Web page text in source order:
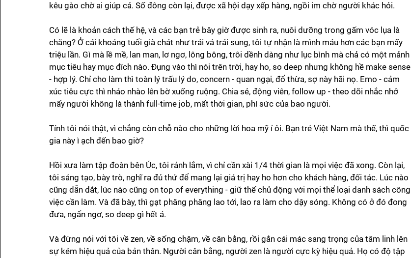
kêu gào chờ ai giúp cả. Số đông còn lại, được xã hội dạy xếp hàng, ngồi im chờ người khác hỏi.
Có lẽ là khoản cách thế hệ, và các bạn trẻ bây giờ được sinh ra, nuôi dưỡng trong gấm vóc lụa là
chăng? Ở cái khoảng tuổi già chát như trái vả trái sung, tôi tự nhận là mình máu hơn các bạn mấy
triệu lần. Gì mà lề mề, lan man, lơ ngơ, lông bông, trôi dềnh dàng như lục bình mà chả có một mảnh
mục tiêu hay mục đích nào. Đụng vào thì nói trên trời, hay ho, so deep nhưng không hề make sense
- hợp lý. Chỉ cho làm thì toàn lý trấu lý do, concern - quan ngại, đổ thừa, sợ này hãi nọ. Emo - cảm
xúc tiêu cực thì nháo nhào lên bờ xuống ruộng. Chia sẻ, động viên, follow up - theo dõi nhắc nhở
mấy người không là thành full-time job, mất thời gian, phí sức của bao người.
Tính tôi nói thật, vì chẳng còn chỗ nào cho những lời hoa mỹ ỉ ôi. Bạn trẻ Việt Nam mà thế, thì quốc
gia này ì ạch đến bao giờ?
Hồi xưa làm tập đoàn bên Úc, tôi rảnh lắm, vì chỉ cần xài 1/4 thời gian là mọi việc đã xong. Còn lại,
tôi sáng tạo, bày trò, nghĩ ra đủ thứ để mang lại giá trị hay ho hơn cho khách hàng, đối tác. Lúc nào
cũng dẫn dắt, lúc nào cũng on top of everything - giữ thế chủ động với mọi thể loại danh sách công
việc cần làm. Và đã bày, thì gạt phăng phăng lao tới, lao ra làm cho dậy sóng. Không có ở đó đong
đưa, ngẩn ngơ, so deep gì hết á.
Và đừng nói với tôi về zen, về sống chậm, về cân bằng, rồi gắn cái mác sang trọng của tâm linh lên
sự kém hiệu quả của bản thân. Người cân bằng, người zen là người cực kỳ hiệu quả. Họ có độ tập